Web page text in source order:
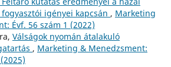
igényei kapcsán , Marketing
Évf. 56 szám 1 (2022)
Válságok nyomán átalakuló
, Marketing & Menedzsment: